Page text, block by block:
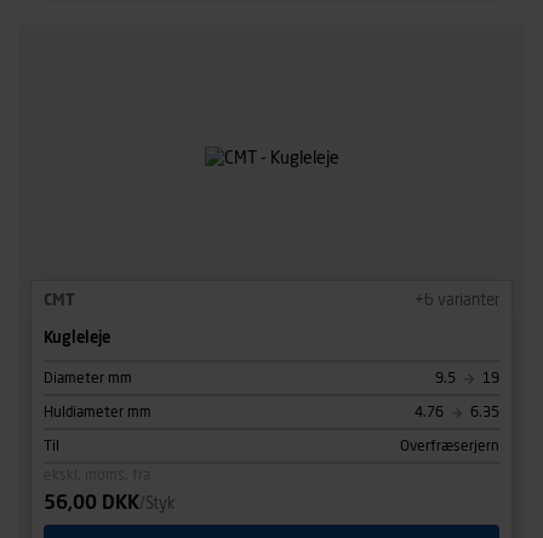
CMT +6 varianter
Kugleleje
Diameter mm 9.5 19
Huldiameter mm 4.76 6.35
Til
Overfræserjern
56,00 DKK/Styk